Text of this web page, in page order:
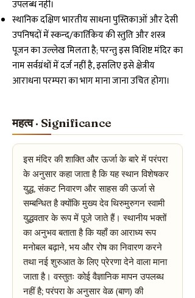
उपलब्ध नहीं।
स्थानिक दक्षिण भारतीय साधना पुस्तिकाओं और देसी
उपनिषदों में स्कन्द/कार्तिकेय की स्तुति और शस्त्र
पूजन का उल्लेख मिलता है; परन्तु इस विशिष्ट मंदिर का
नाम सर्वग्रंथों में दर्ज नहीं है, इसलिए इसे क्षेत्रीय
आराधना परम्परा का भाग माना जाना उचित होगा।
महत्व · Significance
इस मंदिर की शाक्ति और ऊर्जा के बारे में परंपरा
के अनुसार कहा जाता है कि यह स्थान विशेषकर
युद्ध, संकट निवारण और साहस की ऊर्जा से
सम्बन्धित है क्योंकि मुख्य देव थिरुमुरुगन स्वामी
युद्धवतार के रूप में पूजे जाते हैं। स्थानीय भक्तों
का अनुभव बताता है कि यहाँ का आराध्य रूप
मनोबल बढ़ाने, भय और रोष का निवारण करने
तथा नई शुरुआत के लिए प्रेरणा देने वाला माना
जाता है। वस्तुतः कोई वैज्ञानिक मापन उपलब्ध
नहीं है; परंपरा के अनुसार वेळ (बाण) की